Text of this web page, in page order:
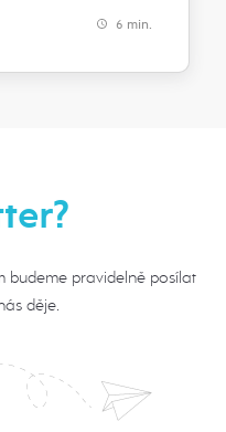
6 min.
budeme pravidelně posílat
děje.